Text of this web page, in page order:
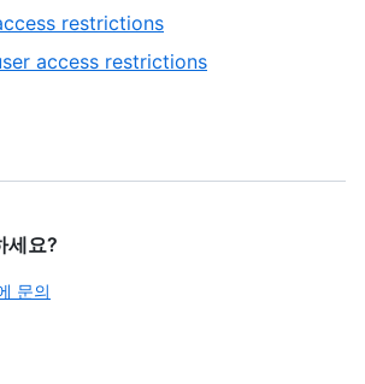
restrictions
access restrictions
세요?
문의